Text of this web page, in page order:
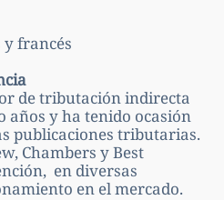
y francés
de tributación indirecta
años y ha tenido ocasión
publicaciones tributarias.
Chambers y Best
en diversas
en el mercado.